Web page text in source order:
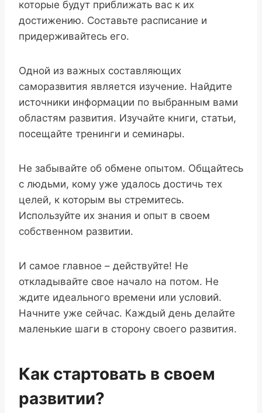
которые будут приближать вас к их
достижению. Составьте расписание и
придерживайтесь его.
Одной из важных составляющих
саморазвития является изучение. Найдите
источники информации по выбранным вами
областям развития. Изучайте книги, статьи,
посещайте тренинги и семинары.
Не забывайте об обмене опытом. Общайтесь
с людьми, кому уже удалось достичь тех
целей, к которым вы стремитесь.
Используйте их знания и опыт в своем
собственном развитии.
И самое главное – действуйте! Не
откладывайте свое начало на потом. Не
ждите идеального времени или условий.
Начните уже сейчас. Каждый день делайте
маленькие шаги в сторону своего развития.
Как стартовать в своем
развитии?